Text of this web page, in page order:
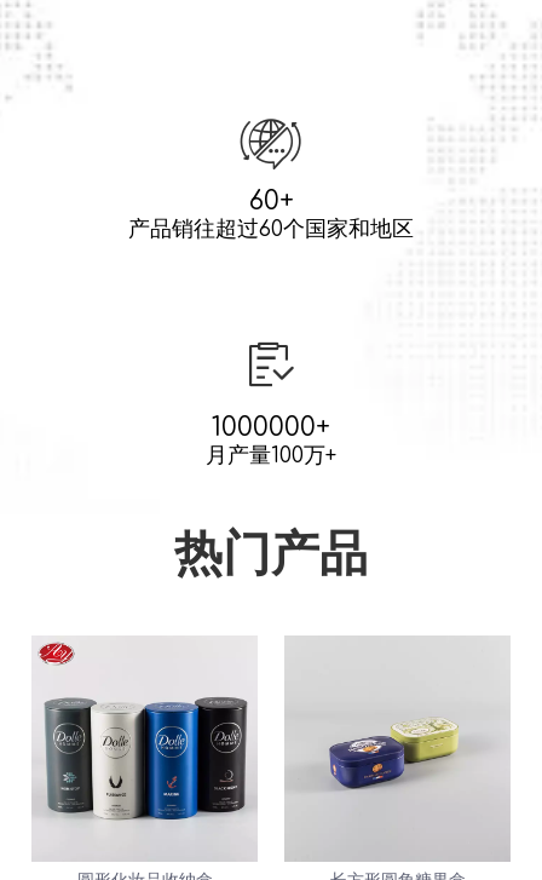
60+
产品销往超过60个国家和地区
1000000+
月产量100万+
热门产品